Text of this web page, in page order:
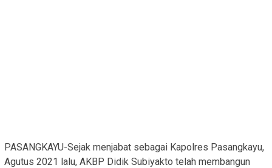
PASANGKAYU-Sejak menjabat sebagai Kapolres Pasangkayu,
Agutus 2021 lalu, AKBP Didik Subiyakto telah membangun